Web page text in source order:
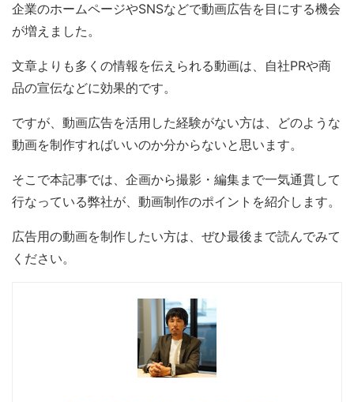
企業のホームページやSNSなどで動画広告を目にする機会
が増えました。
文章よりも多くの情報を伝えられる動画は、自社PRや商
品の宣伝などに効果的です。
ですが、動画広告を活用した経験がない方は、どのような
動画を制作すればいいのか分からないと思います。
そこで本記事では、企画から撮影・編集まで一気通貫して
行なっている弊社が、動画制作のポイントを紹介します。
広告用の動画を制作したい方は、ぜひ最後まで読んでみて
ください。